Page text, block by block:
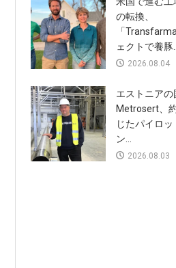
の転換、
「
ェクトで養豚
2026.08.04
エストニアの
Metrosert、
じたパイロ
ン...
2026.08.03